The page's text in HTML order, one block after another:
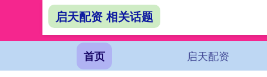
首页 启天配资
启天配资 相关话题